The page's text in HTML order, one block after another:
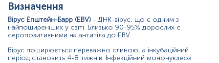
Довгострокові клінічні наслідки, EBV-інфекції
включають лімфому Ходжкіна, неходжкінську лімфому,
гемофагоцитарний лімфогістіоцитоз та
посттрансплантаційний лімфопроліферативний розлад,
карцинома носоглотки.
Визначення
Вірус Епштейн-Барр (EBV) - ДНК-вірус, що є одним з
найпоширеніших у світі. Близько 90-95% дорослих є
серопозитивними на антитіла до EBV.
Вірус поширюється переважно слиною, а інкубаційний
період становить 4-8 тижнів. Інфекційний мононуклеоз